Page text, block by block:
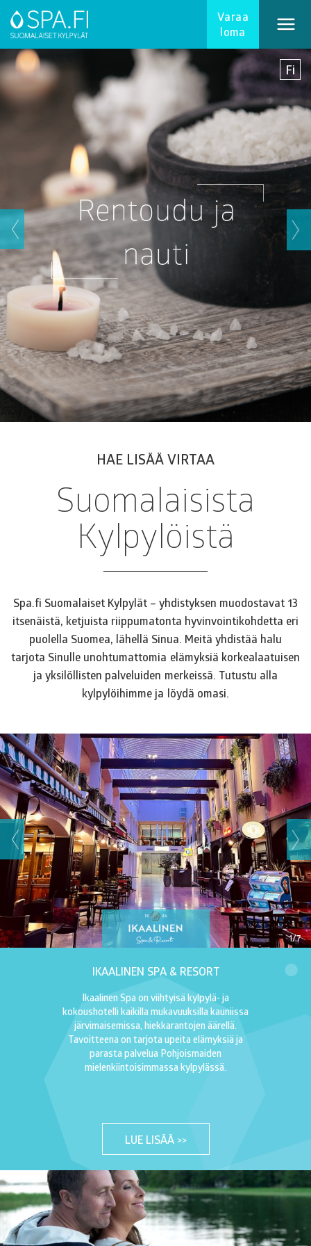
Fi
Varaa loma
Varaa
loma
HAE LISÄÄ VIRTAA
Suomalaisista
Kylpylöistä
Spa.fi Suomalaiset Kylpylät – yhdistyksen muodostavat 13
itsenäistä, ketjuista riippumatonta hyvinvointikohdetta eri
puolella Suomea, lähellä Sinua. Meitä yhdistää halu
tarjota Sinulle unohtumattomia elämyksiä korkealaatuisen
ja yksilöllisten palveluiden merkeissä. Tutustu alla
kylpylöihimme ja löydä omasi.
1/7
IKAALINEN SPA & RESORT
Ikaalinen Spa on viihtyisä kylpylä- ja
kokoushotelli kaikilla mukavuuksilla kauniissa
järvimaisemissa, hiekkarantojen äärellä.
Tavoitteena on tarjota upeita elämyksiä ja
parasta palvelua Pohjoismaiden
mielenkiintoisimmassa kylpylässä.
LUE LISÄÄ >>